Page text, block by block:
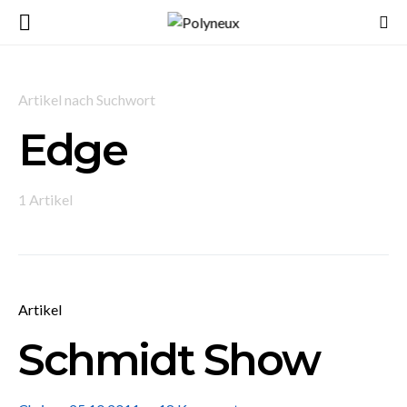
Artikel nach Suchwort
Edge
1 Artikel
Artikel
Schmidt Show